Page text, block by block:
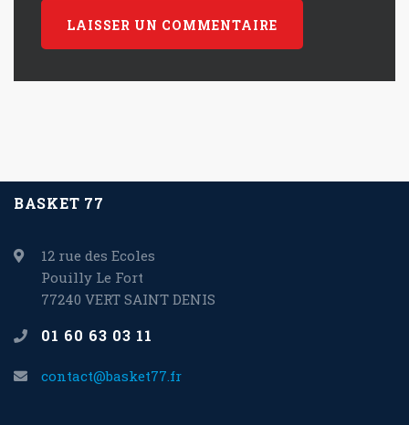
BASKET 77
12 rue des Ecoles
Pouilly Le Fort
77240 VERT SAINT DENIS
01 60 63 03 11
contact@basket77.fr